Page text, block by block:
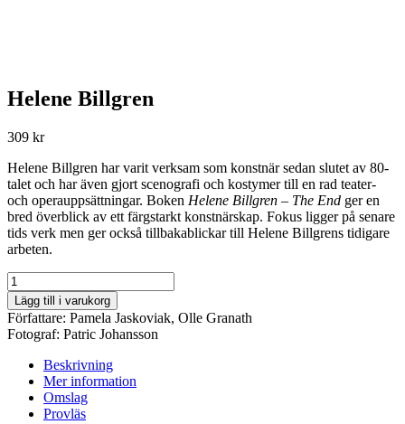
Helene Billgren
309 kr
Helene Billgren har varit verksam som konstnär sedan slutet av 80-
talet och har även gjort scenografi och kostymer till en rad teater-
och operauppsättningar. Boken Helene Billgren – The End ger en
bred överblick av ett färgstarkt konstnärskap. Fokus ligger på senare
tids verk men ger också tillbakablickar till Helene Billgrens tidigare
arbeten.
Helene
Billgren
mängd
Lägg till i varukorg
Författare: Pamela Jaskoviak, Olle Granath
Fotograf: Patric Johansson
Beskrivning
Mer information
Omslag
Provläs